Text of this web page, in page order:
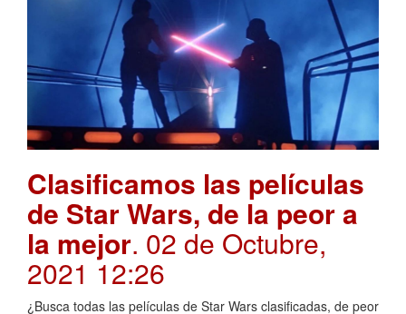
Clasificamos las películas
de Star Wars, de la peor a
la mejor. 02 de Octubre,
2021 12:26
¿Busca todas las películas de Star Wars clasificadas, de peor